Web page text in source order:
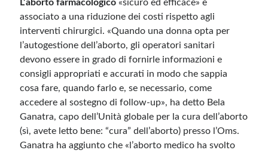
L’aborto farmacologico «sicuro ed efficace» è
associato a una riduzione dei costi rispetto agli
interventi chirurgici. «Quando una donna opta per
l’autogestione dell’aborto, gli operatori sanitari
devono essere in grado di fornirle informazioni e
consigli appropriati e accurati in modo che sappia
cosa fare, quando farlo e, se necessario, come
accedere al sostegno di follow-up», ha detto Bela
Ganatra, capo dell’Unità globale per la cura dell’aborto
(sì, avete letto bene: “cura” dell’aborto) presso l’Oms.
Ganatra ha aggiunto che «l’aborto medico ha svolto